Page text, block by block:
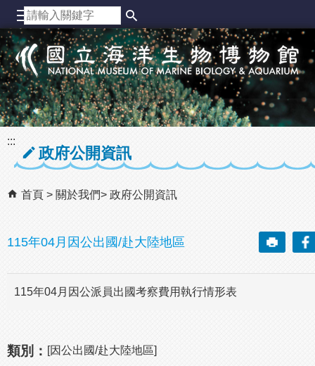
跳到主要內容區塊
:::
政府公開資訊
首頁 關於我們 政府公開資訊
115年04月因公出國/赴大陸地區
115年04月因公派員出國考察費用執行情形表
類別： [因公出國/赴大陸地區]